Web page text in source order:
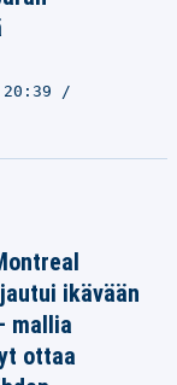
ikävään
mallia
ottaa